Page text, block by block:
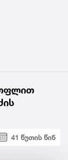
41 წუთის წინ